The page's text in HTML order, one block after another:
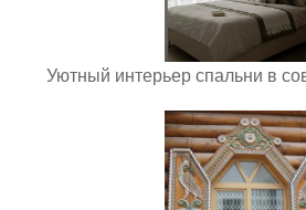
Уютный интерьер спальни в